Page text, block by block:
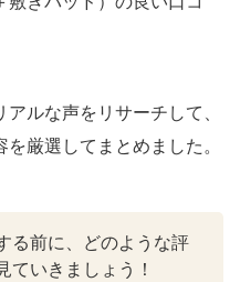
ルな声をリサーチして、
厳選してまとめました。
る前に、どのような評
ていきましょう！